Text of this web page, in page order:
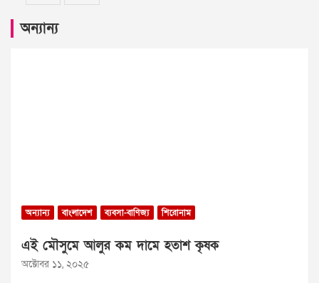
অন্যান্য
অন্যান্য বাংলাদেশ ব্যবসা-বাণিজ্য শিরোনাম
এই মৌসুমে আলুর কম দামে হতাশ কৃষক
অক্টোবর ১১, ২০২৫